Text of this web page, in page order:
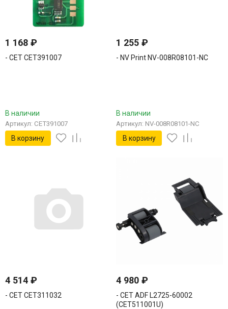
1 168 ₽
- CET CET391007
В наличии
Артикул: CET391007
В корзину
1 255₽
- NV Print NV-008R08101-NC
В наличии
Артикул: NV-008R08101-NC
В корзину
4 514 ₽
- CET CET311032
4 980₽
- CET ADF L2725-60002
(CET511001U)